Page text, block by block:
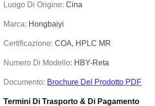
Luogo Di Origine: Cina
Marca: Hongbaiyi
Certificazione: COA, HPLC MR
Numero Di Modello: HBY-Reta
Documento: Brochure Del Prodotto PDF
Termini Di Trasporto & Di Pagamento